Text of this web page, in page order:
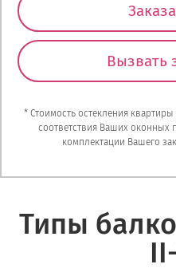
Вызвать
* Стоимость остекления
соответствия Ваших оконных
комплектации Вашего
Типы